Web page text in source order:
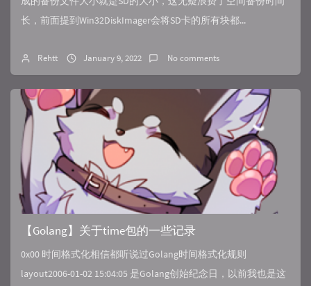
长，前面提到Win32DiskImager会将SD卡的所有块都...
Rehtt January 9, 2022 No comments
【Golang】关于time包的一些记录
0x00 时间格式化相信都听说过Golang时间格式化规则
layout2006-01-02 15:04:05 是Golang创始纪念日，以前我也是这